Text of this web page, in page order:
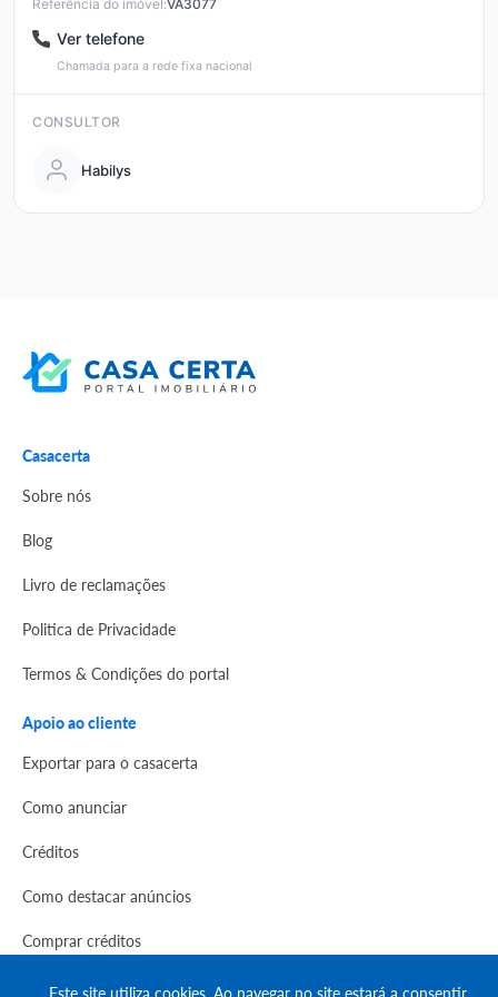
Referência do imóvel:VA3077
Ver telefone
Chamada para a rede fixa nacional
CONSULTOR
Habilys
Casacerta
Sobre nós
Blog
Livro de reclamações
Politica de Privacidade
Termos & Condições do portal
Apoio ao cliente
Exportar para o casacerta
Como anunciar
Créditos
Como destacar anúncios
Comprar créditos
FAQsEste site utiliza cookies. Ao navegar no site estará a consentir